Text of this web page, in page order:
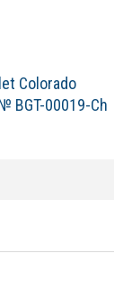
Colorado
BGT-00019-Ch